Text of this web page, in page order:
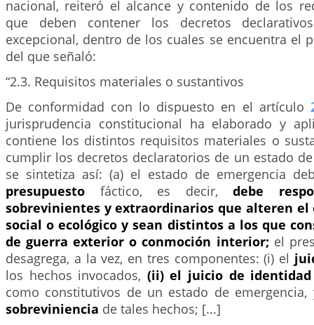
nacional, reiteró el alcance y contenido de los
que deben contener los decretos
excepcional, dentro de los cuales se encuentra el
del que señaló:
“2.3. Requisitos materiales o sustantivos
De conformidad con lo dispuesto en el artículo
jurisprudencia constitucional ha elaborado y
contiene los distintos requisitos materiales o
cumplir los decretos declaratorios de un estado
se sintetiza así: (a) el estado de emergencia
presupuesto fáctico, es decir,debe
sobrevinientes y extraordinarios que alteren el
social o ecológico y sean distintos a los que
de guerra exterior o conmoción interior; el
desagrega, a la vez, en tres componentes: (i) el
los hechos invocados, (ii) el juicio de identidad
como constitutivos de un estado de emergencia,
sobreviniencia de tales hechos; [...]